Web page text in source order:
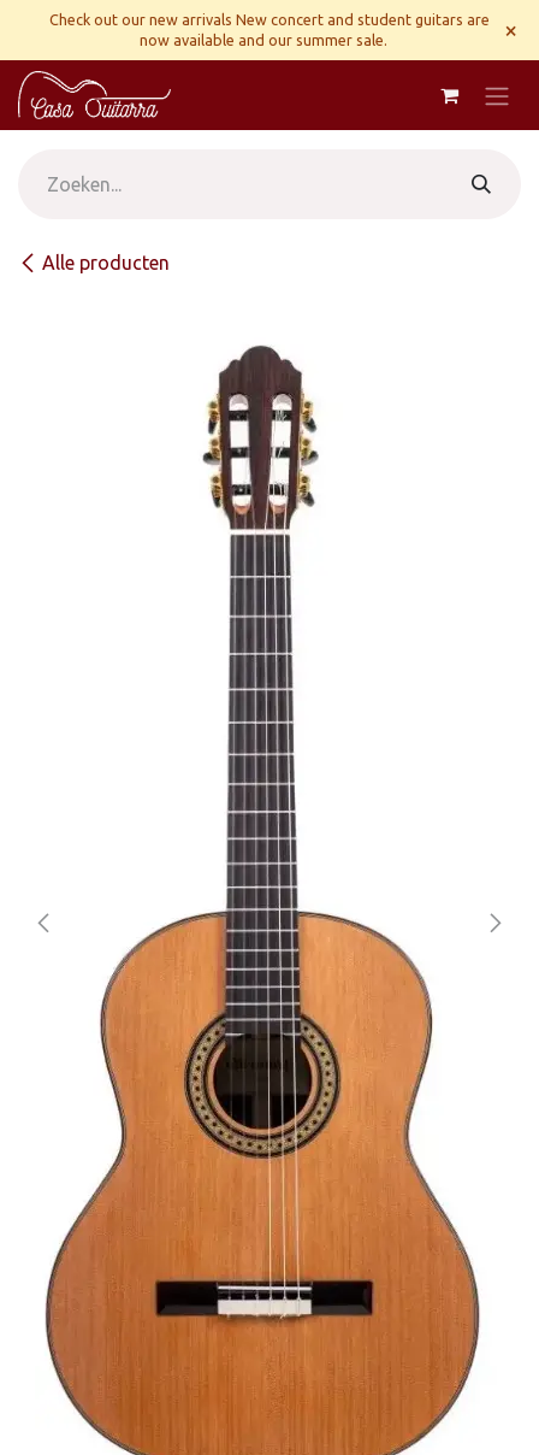
Overslaan naar inhoud
Check out our new arrivals New concert and student guitars are
now available and our summer sale.
×
Alle producten